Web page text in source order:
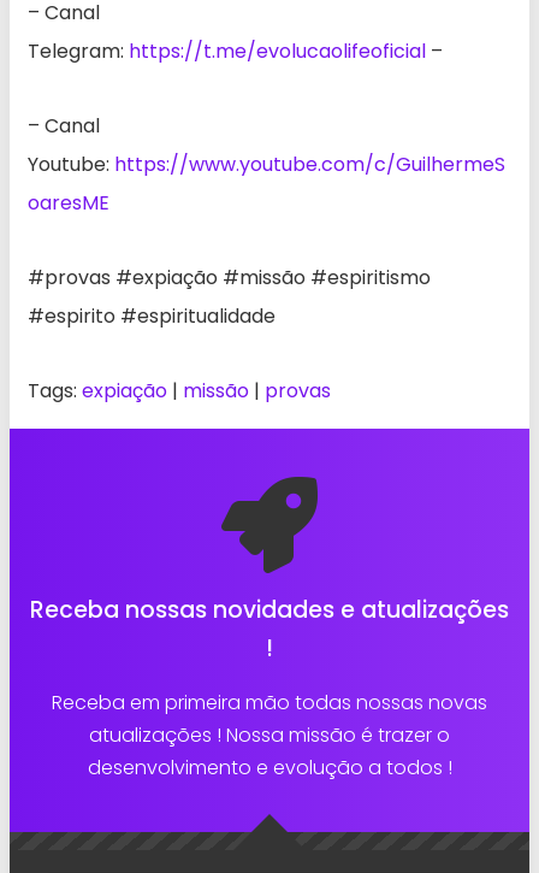
– Canal
Telegram: https://t.me/evolucaolifeoficial –
– Canal
Youtube: https://www.youtube.com/c/GuilhermeS
oaresME
#provas #expiação #missão #espiritismo
#espirito #espiritualidade
Tags: expiação | missão | provas
Receba nossas novidades e atualizações
!
Receba em primeira mão todas nossas novas
atualizações ! Nossa missão é trazer o
desenvolvimento e evolução a todos !